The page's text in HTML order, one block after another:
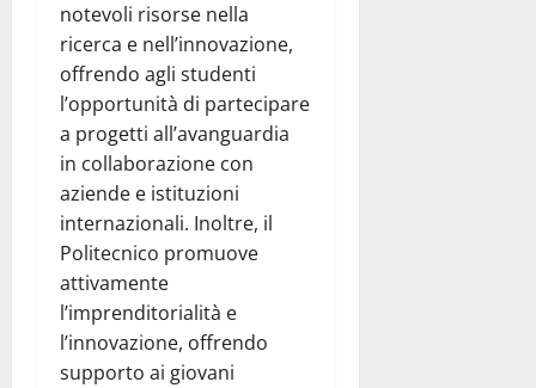
notevoli risorse nella
ricerca e nell’innovazione,
offrendo agli studenti
l’opportunità di partecipare
a progetti all’avanguardia
in collaborazione con
aziende e istituzioni
internazionali. Inoltre, il
Politecnico promuove
attivamente
l’imprenditorialità e
l’innovazione, offrendo
supporto ai giovani